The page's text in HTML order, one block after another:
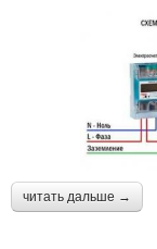
читать дальше →